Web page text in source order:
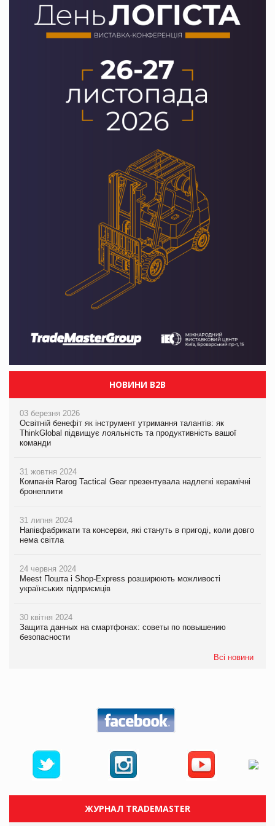
НОВИНИ B2B
03 березня 2026
Освітній бенефіт як інструмент утримання талантів: як
ThinkGlobal підвищує лояльність та продуктивність вашої
команди
31 жовтня 2024
Компанія Rarog Tactical Gear презентувала надлегкі керамічні
бронеплити
31 липня 2024
Напівфабрикати та консерви, які стануть в пригоді, коли довго
нема світла
24 червня 2024
Meest Пошта і Shop-Express розширюють можливості
українських підприємців
30 квітня 2024
Защита данных на смартфонах: советы по повышению
безопасности
Всі новини
ЖУРНАЛ TRADEMASTER